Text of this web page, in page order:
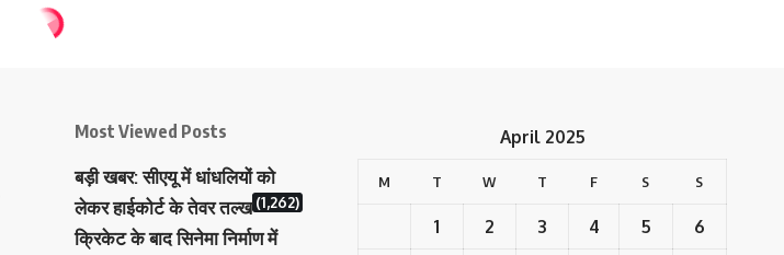
Most Viewed Posts
बड़ी खबर: सीएयू में धांधलियों को
लेकर हाईकोर्ट के तेवर तल्ख (1,262)
क्रिकेट के बाद सिनेमा निर्माण में
April 2025
M T W T F S S
1 2 3 4 5 6